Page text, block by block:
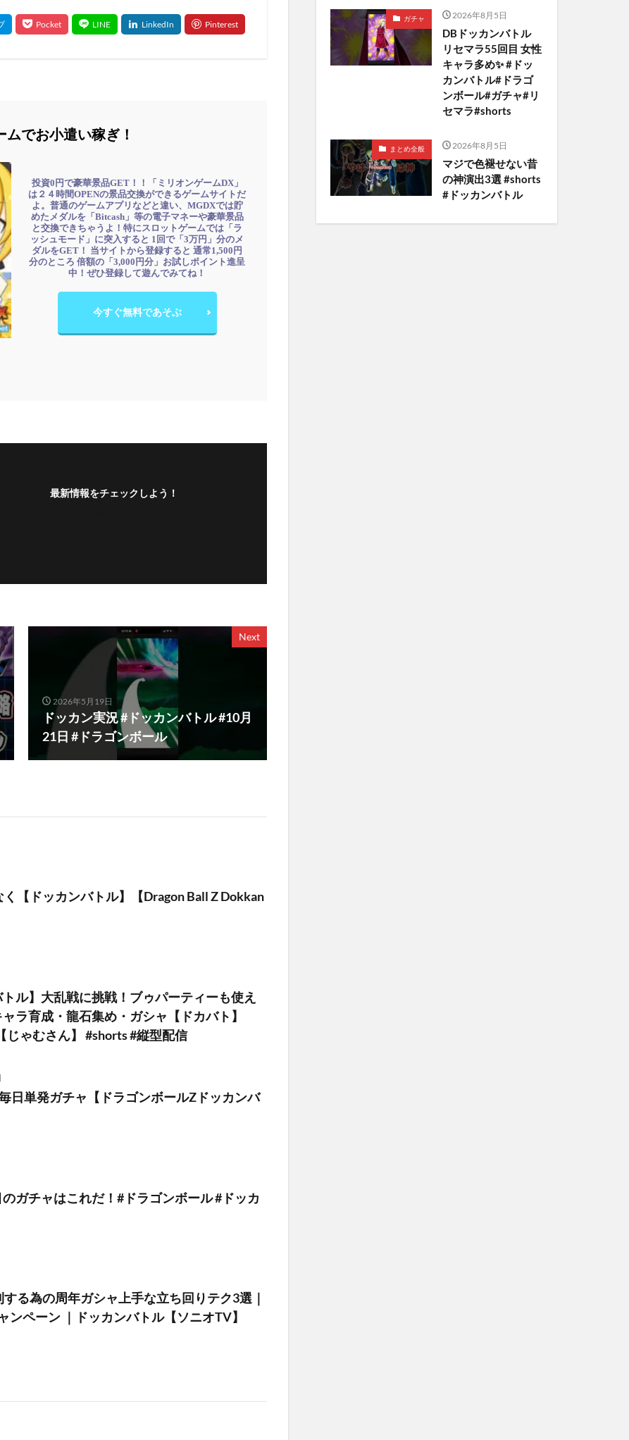
ムでお小遣い稼ぎ！
投資0円で豪華景品GET！！「ミリオンゲームDX」
は２４時間OPENの景品交換ができるゲームサイトだ
よ。普通のゲームアプリなどと違い、MGDXでは貯
めたメダルを「Bitcash」等の電子マネーや豪華景品
と交換できちゃうよ！特にスロットゲームでは「ラ
ッシュモード」に突入すると 1回で「3万円」分のメ
ダルをGET！ 当サイトから登録すると 通常1,500円
分のところ 倍額の「3,000円分」お試しポイント進呈
中！ぜひ登録して遊んでみてね！
今すぐ無料であそぶ
最新情報をチェックしよう！
Next
2026年5月19日
ドッカン実況 #ドッカンバトル #10月
21日 #ドラゴンボール
【ドッカンバトル】【Dragon Ball Z Dokkan
トル】大乱戦に挑戦！ブゥパーティーも使え
ラ育成・龍石集め・ガシャ【ドカバト】
じゃむさん】 #shorts #縦型配信
毎日単発ガチャ【ドラゴンボールZドッカンバ
ガチャはこれだ！#ドラゴンボール #ドッカ
る為の周年ガシャ上手な立ち回りテク3選｜
ンペーン ｜ドッカンバトル【ソニオTV】
ガチャ 2026年8月5日
DBドッカンバトル
リセマラ55回目 女性
キャラ多め✨️ #ドッ
カンバトル#ドラゴ
ンボール#ガチャ#リ
セマラ#shorts
まとめ全般 2026年8月5日
マジで色褪せない昔
の神演出3選 #shorts
#ドッカンバトル